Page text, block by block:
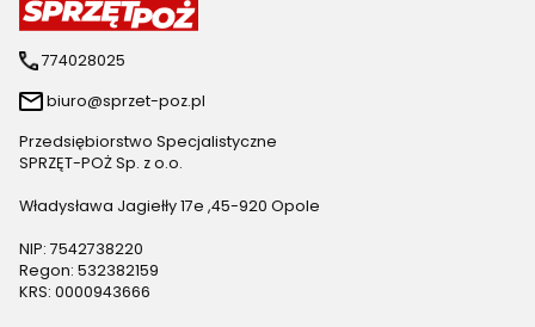
774028025
biuro@sprzet-poz.pl
Przedsiębiorstwo Specjalistyczne
SPRZĘT-POŻ Sp. z o.o.
Władysława Jagiełły 17e ,45-920 Opole
NIP: 7542738220
Regon: 532382159
KRS: 0000943666